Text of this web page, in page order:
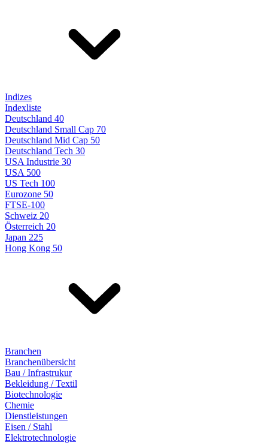
Indizes
Indexliste
Deutschland 40
Deutschland Small Cap 70
Deutschland Mid Cap 50
Deutschland Tech 30
USA Industrie 30
USA 500
US Tech 100
Eurozone 50
FTSE-100
Schweiz 20
Österreich 20
Japan 225
Hong Kong 50
Branchen
Branchenübersicht
Bau / Infrastrukur
Bekleidung / Textil
Biotechnologie
Chemie
Dienstleistungen
Eisen / Stahl
Elektrotechnologie